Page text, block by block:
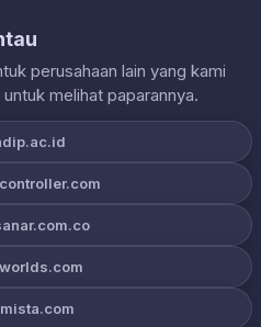
perusahaan lain yang kami
melihat paparannya.